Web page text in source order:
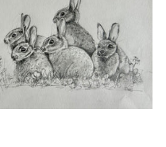
MAILINGLISTE
AN